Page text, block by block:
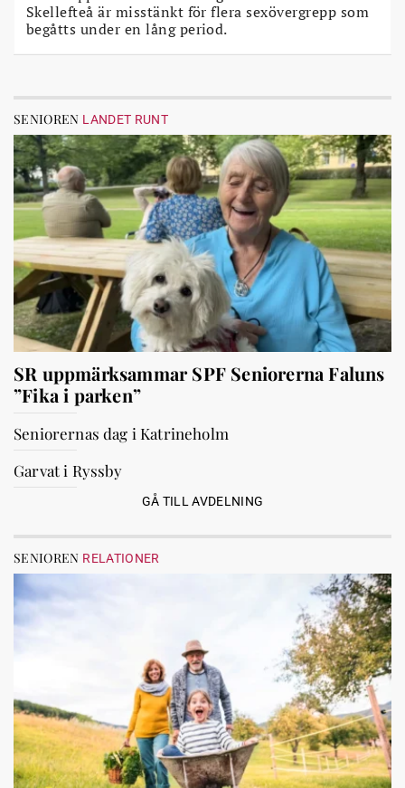
Skellefteå är misstänkt för flera sexövergrepp som
begåtts under en lång period.
SENIOREN LANDET RUNT
SR uppmärksammar SPF Seniorerna Faluns
”Fika i parken”
Seniorernas dag i Katrineholm
Garvat i Ryssby
GÅ TILL AVDELNING
SENIOREN RELATIONER